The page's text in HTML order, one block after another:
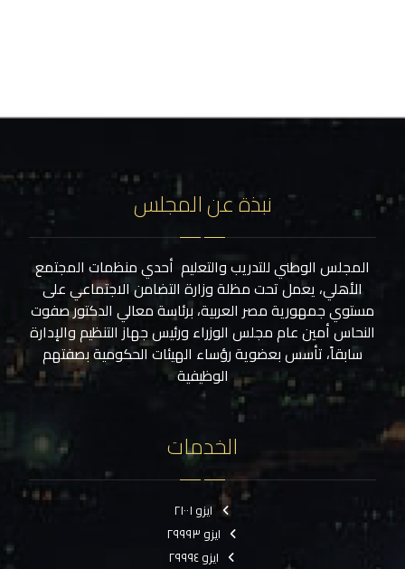
نبذة عن المجلس
المجلس الوطني للتدريب والتعليم أحدي منظمات المجتمع
الأهلي، يعمل تحت مظلة وزارة التضامن الاجتماعي على
مستوي جمهورية مصر العربية، برئاسة معالي الدكتور صفوت
النحاس أمين عام مجلس الوزراء ورئيس جهاز التنظيم والإدارة
سابقاً، تأسس بعضوية رؤساء الهيئات الحكومية بصفتهم
الوظيفية
الخدمات
ايزو ٢١٠٠١
ايزو ٢٩٩٩٣
ايزو ٢٩٩٩٤